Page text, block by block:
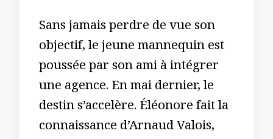
Sans jamais perdre de vue son
objectif, le jeune mannequin est
poussée par son ami à intégrer
une agence. En mai dernier, le
destin s’accelère. Éléonore fait la
connaissance d’Arnaud Valois,